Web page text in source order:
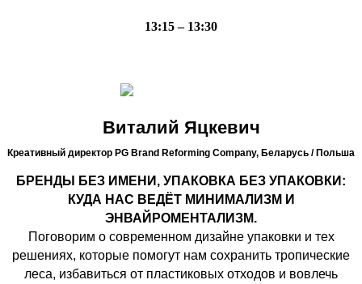
13:15 – 13:30
Виталий Яцкевич
Креативный директор PG Brand Reforming Company, Беларусь / Польша
БРЕНДЫ БЕЗ ИМЕНИ, УПАКОВКА БЕЗ УПАКОВКИ:
КУДА НАС ВЕДЁТ МИНИМАЛИЗМ И
ЭНВАЙРОМЕНТАЛИЗМ.
Поговорим о современном дизайне упаковки и тех
решениях, которые помогут нам сохранить тропические
леса, избавиться от пластиковых отходов и вовлечь